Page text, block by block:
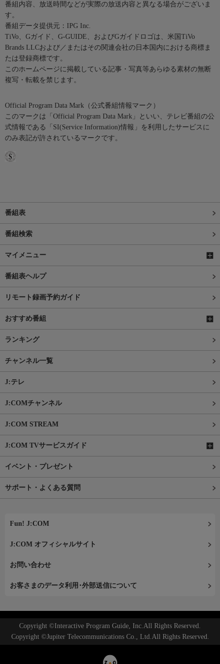
番組内容、放送時間などが実際の放送内容と異なる場合がございま
す。
番組データ提供元：IPG Inc.
TiVo、Gガイド、G-GUIDE、およびGガイドロゴは、米国TiVo
Brands LLCおよび／またはその関連会社の日本国内における商標ま
たは登録商標です。
このホームページに掲載している記事・写真等あらゆる素材の無断
複写・転載を禁じます。
Official Program Data Mark（公式番組情報マーク）
このマークは「Official Program Data Mark」といい、テレビ番組の公
式情報である「SI(Service Information)情報」を利用したサービスに
のみ表記が許されているマークです。
番組表
番組検索
マイメニュー
番組表ヘルプ
リモート録画予約ガイド
おすすめ番組
ランキング
チャンネル一覧
J:テレ
J:COMチャンネル
J:COM STREAM
J:COM TVサービスガイド
イベント・プレゼント
サポート・よくある質問
Fun! J:COM
J:COM オフィシャルサイト
お問い合わせ
お客さまのデータ利用･外部送信について
Copyright ©Interactive Program Guide, Inc.All Rights Reserved.
Copyright ©Jupiter Telecommunications Co., Ltd.All Rights Reserved.